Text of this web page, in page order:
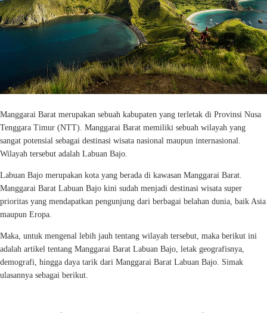
Manggarai Barat merupakan sebuah kabupaten yang terletak di Provinsi Nusa
Tenggara Timur (NTT). Manggarai Barat memiliki sebuah wilayah yang
sangat potensial sebagai destinasi wisata nasional maupun internasional.
Wilayah tersebut adalah Labuan Bajo.
Labuan Bajo merupakan kota yang berada di kawasan Manggarai Barat.
Manggarai Barat Labuan Bajo kini sudah menjadi destinasi wisata super
prioritas yang mendapatkan pengunjung dari berbagai belahan dunia, baik Asia
maupun Eropa.
Maka, untuk mengenal lebih jauh tentang wilayah tersebut, maka berikut ini
adalah artikel tentang Manggarai Barat Labuan Bajo, letak geografisnya,
demografi, hingga daya tarik dari Manggarai Barat Labuan Bajo. Simak
ulasannya sebagai berikut.